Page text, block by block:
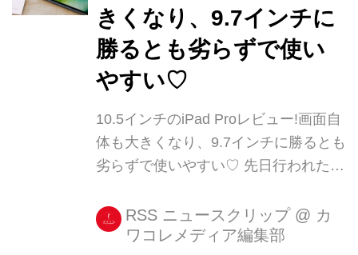
きくなり、9.7インチに
勝るとも劣らずで使い
やすい♡
10.5インチのiPad Proレビュー!画面自
体も大きくなり、9.7インチに勝るとも
劣らずで使いやすい♡ 先日行われた
ンチのiPad Pro。 この登場で、大き
さ、操作性ともに最強か? と言われて
RSS ニュースクリップ @ カ
ワコレメディア編集部